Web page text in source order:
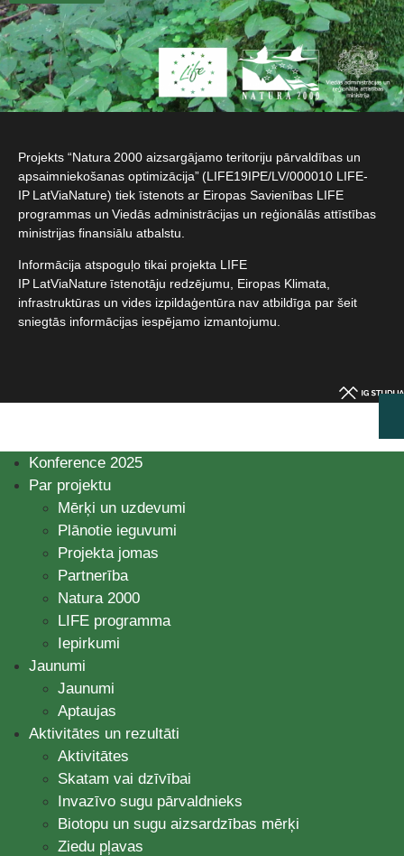
Projekts “Natura 2000 aizsargājamo teritoriju pārvaldības un
apsaimniekošanas optimizācija” (LIFE19IPE/LV/000010 LIFE-
IP LatViaNature) tiek īstenots ar Eiropas Savienības LIFE
programmas un Viedās administrācijas un reģionālās attīstības
ministrijas finansiālu atbalstu.​
Informācija atspoguļo tikai projekta LIFE
IP LatViaNature īstenotāju redzējumu, Eiropas Klimata,
infrastruktūras un vides izpildaģentūra nav atbildīga par šeit
sniegtās informācijas iespējamo izmantojumu.​
Konference 2025
Par projektu
Mērķi un uzdevumi
Plānotie ieguvumi
Projekta jomas
Partnerība
Natura 2000
LIFE programma
Iepirkumi
Jaunumi
Jaunumi
Aptaujas
Aktivitātes un rezultāti
Aktivitātes
Skatam vai dzīvībai
Invazīvo sugu pārvaldnieks
Biotopu un sugu aizsardzības mērķi
Ziedu pļavas